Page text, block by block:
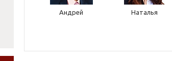
Андрей Наталья